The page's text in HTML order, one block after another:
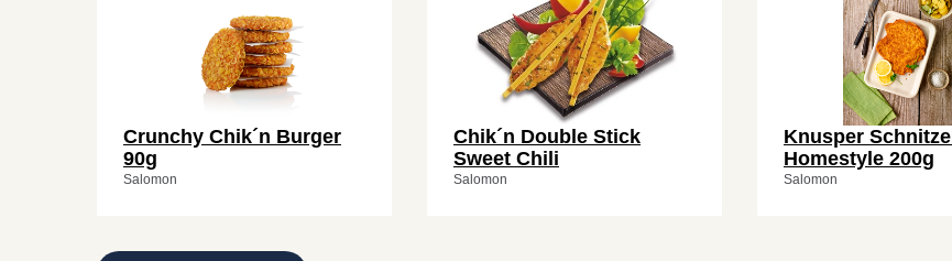
Crunchy Chik´n Burger
90g
Salomon
Chik´n Double Stick
Sweet Chili
Salomon
Knusper Schnitzel
Homestyle 200g
Salomon